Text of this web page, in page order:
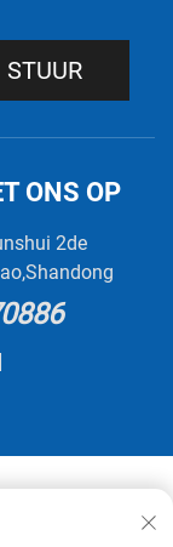
STUUR
ONS OP
2de